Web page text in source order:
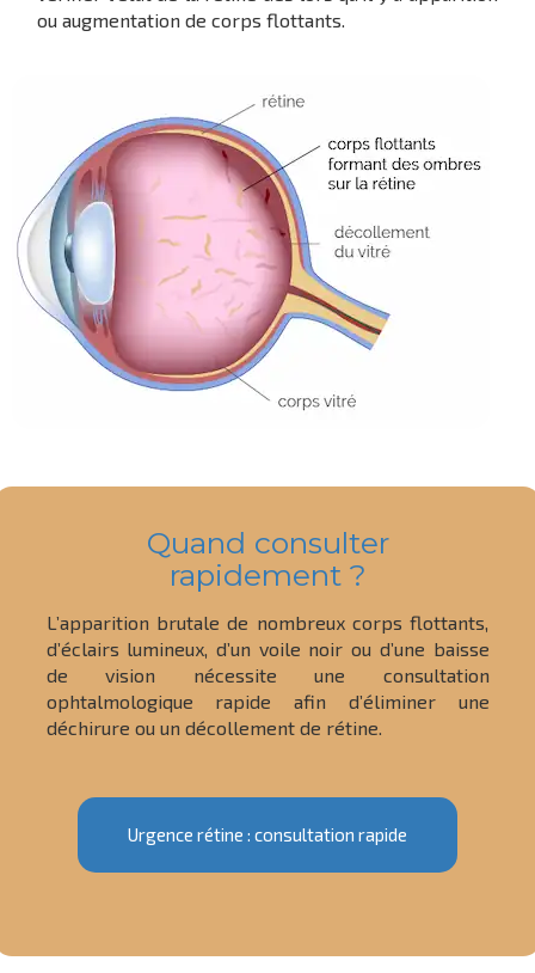
ou augmentation de corps flottants.
Quand consulter
rapidement ?
L’apparition brutale de nombreux corps flottants,
d’éclairs lumineux, d’un voile noir ou d’une baisse
de vision nécessite une consultation
ophtalmologique rapide afin d’éliminer une
déchirure ou un décollement de rétine.
Urgence rétine : consultation rapide